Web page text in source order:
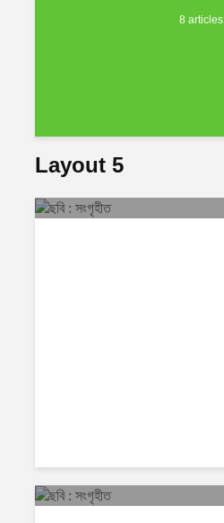
8 articles
Layout 5